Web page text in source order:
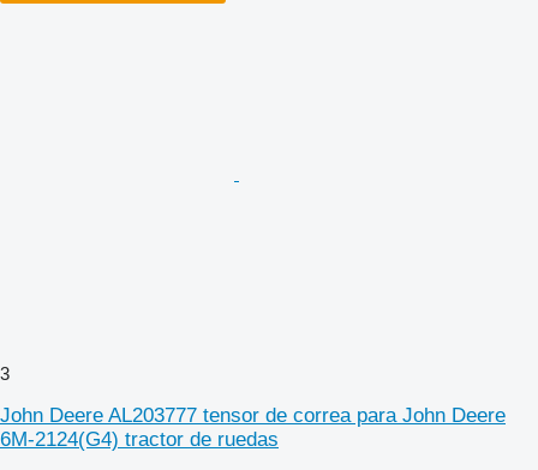
3
John Deere AL203777 tensor de correa para John Deere
6M-2124(G4) tractor de ruedas